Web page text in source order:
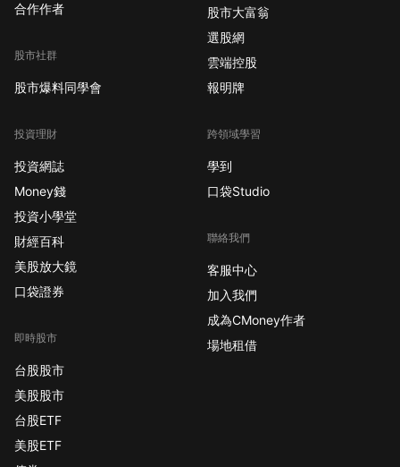
合作作者
股市社群
股市爆料同學會
投資理財
投資網誌
Money錢
投資小學堂
財經百科
美股放大鏡
口袋證券
即時股市
台股股市
美股股市
台股ETF
美股ETF
股市大富翁
選股網
雲端控股
報明牌
跨領域學習
學到
口袋Studio
聯絡我們
客服中心
加入我們
成為CMoney作者
場地租借